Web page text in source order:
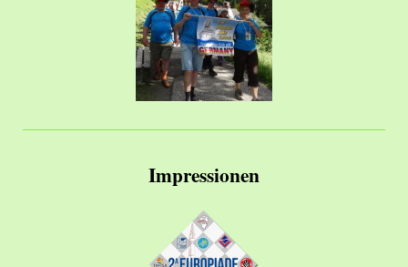
Impressionen